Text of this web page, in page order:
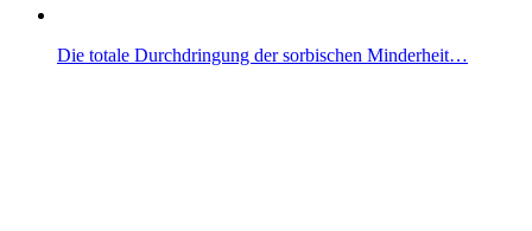
Die totale Durchdringung der sorbischen Minderheit…